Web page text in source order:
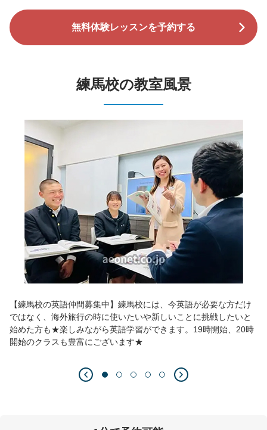
無料体験レッスンを予約する
練馬校の教室風景
【練馬校の英語仲間募集中】練馬校には、今英語が必要な方だけ
ではなく、海外旅行の時に使いたいや新しいことに挑戦したいと
始めた方も★楽しみながら英語学習ができます。19時開始、20時
開始のクラスも豊富にございます★